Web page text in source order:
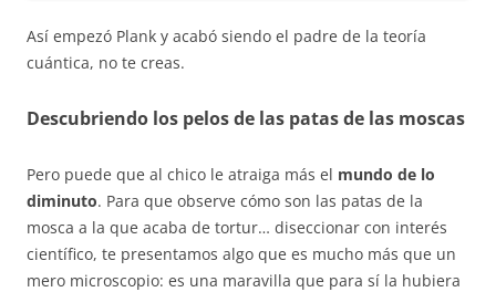
Así empezó Plank y acabó siendo el padre de la teoría
cuántica, no te creas.
Descubriendo los pelos de las patas de las moscas
Pero puede que al chico le atraiga más el mundo de lo
diminuto. Para que observe cómo son las patas de la
mosca a la que acaba de tortur… diseccionar con interés
científico, te presentamos algo que es mucho más que un
mero microscopio: es una maravilla que para sí la hubiera